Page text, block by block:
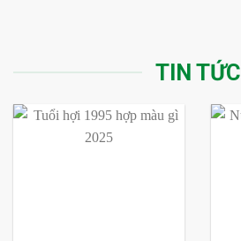
TIN TỨC